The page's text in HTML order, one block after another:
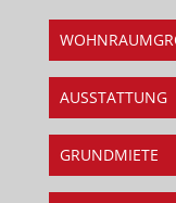
AUSSTATTUNG
GRUNDMIETE